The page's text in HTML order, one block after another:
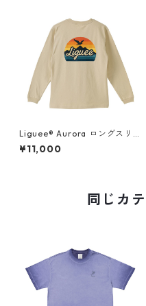
Liguee®️ Aurora ロングスリ
ーブTシャツ（刺繍ロゴ&バッ
クプリント）
¥11,000
同じカ